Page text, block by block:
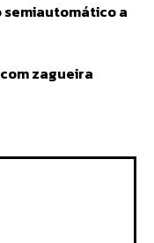
a
zagueira